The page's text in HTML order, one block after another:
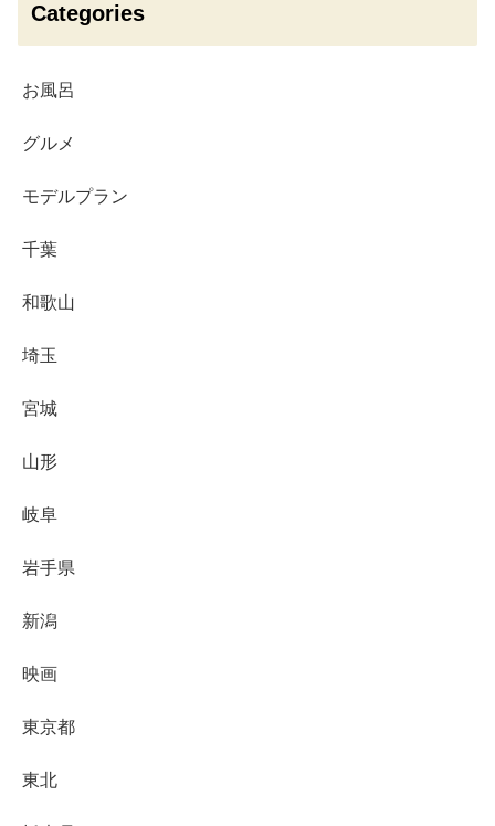
Categories
お風呂
グルメ
モデルプラン
千葉
和歌山
埼玉
宮城
山形
岐阜
岩手県
新潟
映画
東京都
東北